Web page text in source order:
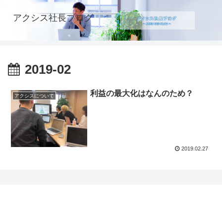
アクシス社長ブログ
2019-02
アクシスについて 利益の最大化はなんのため？
2019.02.27